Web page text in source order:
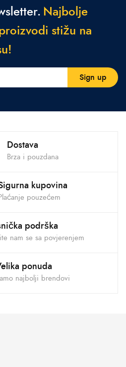
Naj bo je
roizvod i stižu na
u!
Dostava
Brza i pouzdana
kupovina
pouzećem
podrška
nam se sa povjerenjem
ponuda
najbolji brendovi